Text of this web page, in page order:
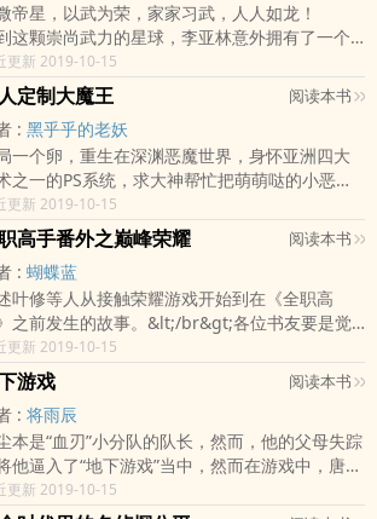
帝星，以武为荣，家家习武，人人如龙！
这颗崇尚武力的星球，李亚林意外拥有了一个
的修炼空间，遇见了一个美丽的女孩。 她
里叫全能修炼空间。 她说这里可以进行一
能想到的修行训练。 她说她是他的师
她说她叫——不知火舞！&lt;/br&gt;各位
要是觉得《我的全能修炼空间》还不错的话请
忘记向您QQ群和微博里的朋友推荐哦！我的全
炼空间最新章节,我的全能修炼空间无弹窗,我的
修炼空间全文阅读.
更新 2019-10-15
定制大魔王 阅读本书
: 黑乎乎的老妖
一个卵，重生在深渊恶魔世界，身怀亚洲四大
之一的PS系统，求大神帮忙把萌萌哒的小恶
P成超凶的大魔王！&lt;/br&gt;各位书友要是觉
私人定制大魔王》还不错的话请不要忘记向您
群和微博里的朋友推荐哦！私人定制大魔王最新
,私人定制大魔王无弹窗,私人定制大魔王全文阅
更新 2019-10-15
高手番外之巅峰荣耀 阅读本书
: 蝴蝶蓝
叶修等人从接触荣耀游戏开始到在《全职高
之前发生的故事。&lt;/br&gt;各位书友要是觉
全职高手番外之巅峰荣耀》还不错的话请不要
向您QQ群和微博里的朋友推荐哦！全职高手番
巅峰荣耀最新章节,全职高手番外之巅峰荣耀无
,全职高手番外之巅峰荣耀全文阅读.
更新 2019-10-15
游戏 阅读本书
: 将雨辰
本是“血刃”小分队的队长，然而，他的父母失踪
他逼入了“地下游戏”当中，然而在游戏中，唐尘
间发现了一个惊天秘密……&lt;/br&gt;各位书友
觉得《地下游戏》还不错的话请不要忘记向您
更新 2019-10-15